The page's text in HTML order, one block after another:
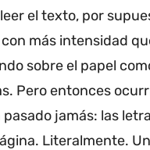
el texto, por
más intensidad
sobre el papel
Pero entonces
jamás: las
Literalmente.